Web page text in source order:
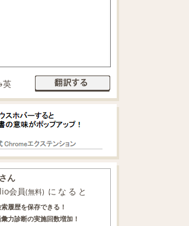
ん
会員(無料) になると
履歴を保存できる！
力診断の実施回数増加！